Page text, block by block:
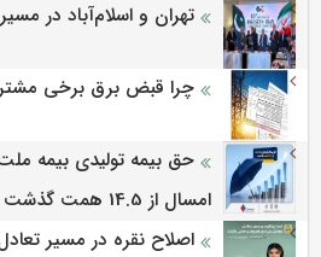
تهران و اسلام‌آباد در
چرا قبض برق برخی
حق بیمه تولیدی بیمه
امسال از 14.5 همت گذشت
اصلاح نقره در مسیر